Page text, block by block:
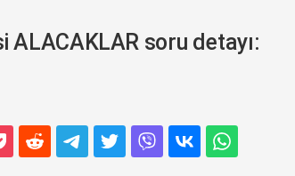
ALACAKLAR soru detayı: